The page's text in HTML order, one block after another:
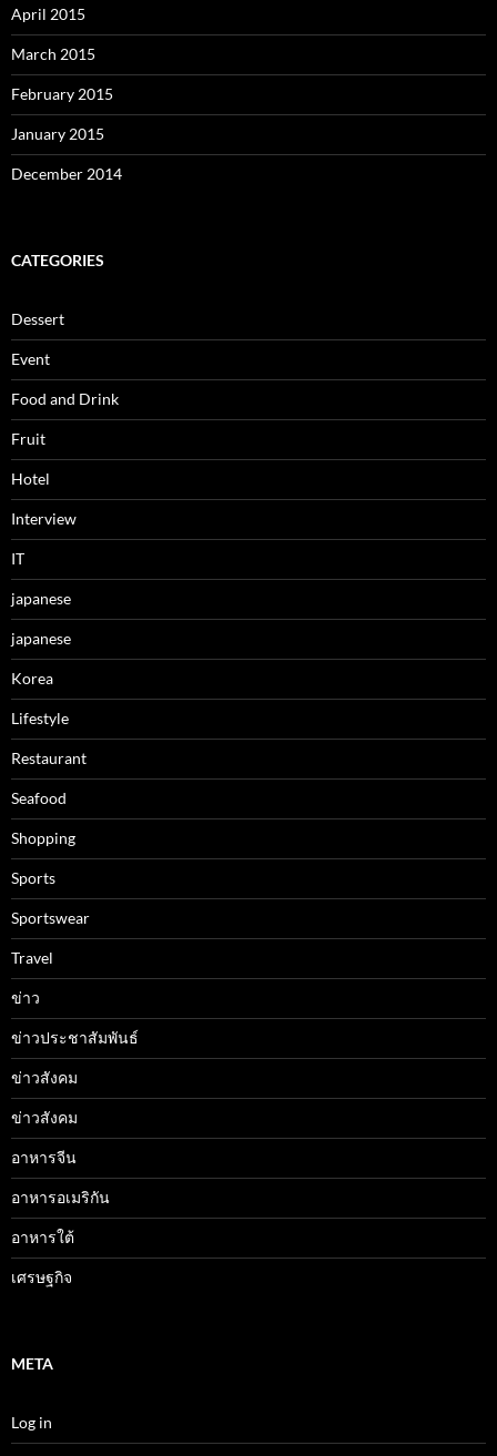
April 2015
March 2015
February 2015
January 2015
December 2014
CATEGORIES
Dessert
Event
Food and Drink
Fruit
Hotel
Interview
IT
japanese
japanese
Korea
Lifestyle
Restaurant
Seafood
Shopping
Sports
Sportswear
Travel
ข่าว
ข่าวประชาสัมพันธ์
ข่าวสังคม
ข่าวสังคม
อาหารจีน
อาหารอเมริกัน
อาหารใต้
เศรษฐกิจ
META
Log in